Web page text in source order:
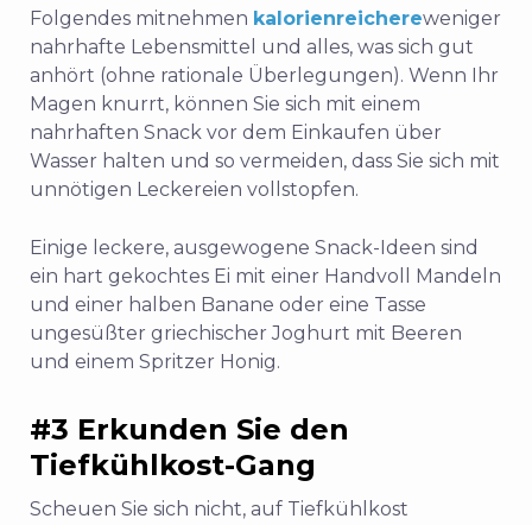
Folgendes mitnehmen kalorienreichereweniger
nahrhafte Lebensmittel und alles, was sich gut
anhört (ohne rationale Überlegungen). Wenn Ihr
Magen knurrt, können Sie sich mit einem
nahrhaften Snack vor dem Einkaufen über
Wasser halten und so vermeiden, dass Sie sich mit
unnötigen Leckereien vollstopfen.
Einige leckere, ausgewogene Snack-Ideen sind
ein hart gekochtes Ei mit einer Handvoll Mandeln
und einer halben Banane oder eine Tasse
ungesüßter griechischer Joghurt mit Beeren
und einem Spritzer Honig.
#3 Erkunden Sie den
Tiefkühlkost-Gang
Scheuen Sie sich nicht, auf Tiefkühlkost